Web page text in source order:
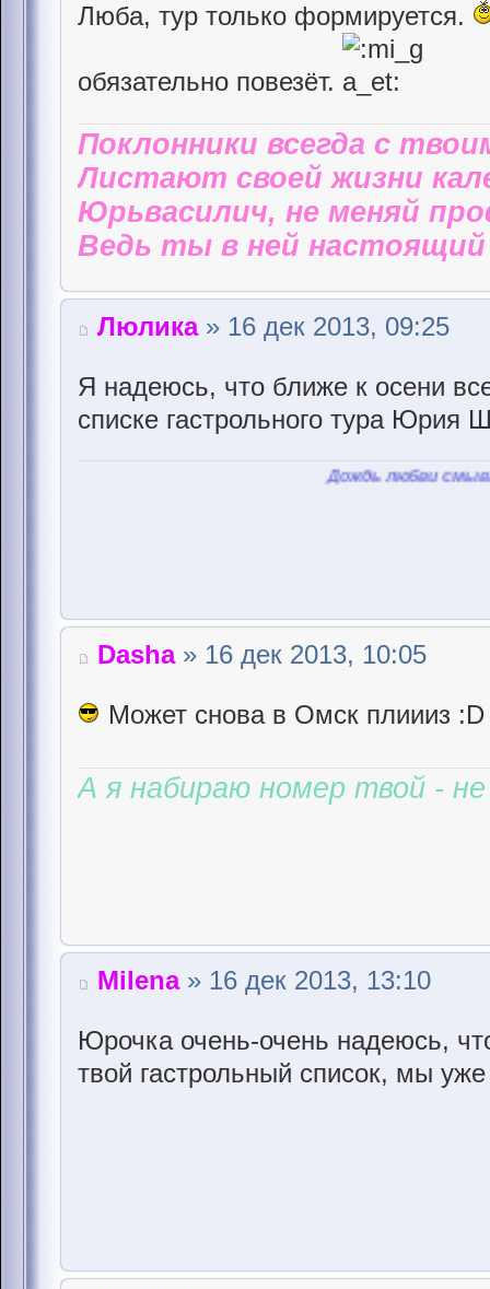
Люба, тур только формируется.
обязательно повезёт.
Поклонники всегда с
Листают своей жизни
Юрьвасилич, не меняй
Ведь ты в ней настоящий
Люлика» 16 дек 2013, 09:25
Я надеюсь, что ближе к осени
списке гастрольного тура Юрия
Дождь любви смывает
Dasha» 16 дек 2013, 10:05
Может снова в Омск плиииз :D
А я набираю номер твой -
Milena» 16 дек 2013, 13:10
Юрочка очень-очень надеюсь,
твой гастрольный список, мы